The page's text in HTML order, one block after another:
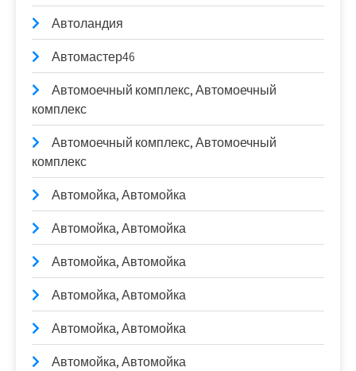
Автоландия
Автомастер46
Автомоечный комплекс, Автомоечный
комплекс
Автомоечный комплекс, Автомоечный
комплекс
Автомойка, Автомойка
Автомойка, Автомойка
Автомойка, Автомойка
Автомойка, Автомойка
Автомойка, Автомойка
Автомойка, Автомойка